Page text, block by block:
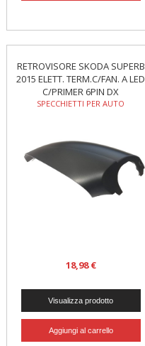
RETROVISORE SKODA SUPERB
2015 ELETT. TERM.C/FAN. A LED
C/PRIMER 6PIN DX
SPECCHIETTI PER AUTO
18,98 €